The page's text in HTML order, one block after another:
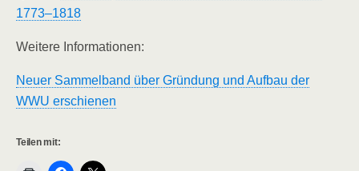
1773–1818
Weitere Informationen:
Neuer Sammelband über Gründung und Aufbau der
WWU erschienen
Teilen mit: